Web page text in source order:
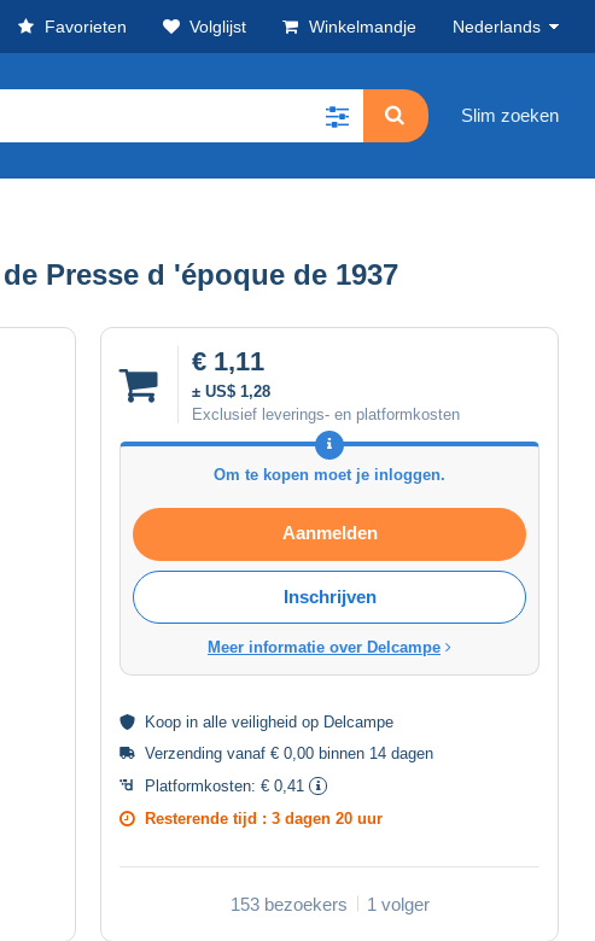
Favorieten Volglijst Winkelmandje Nederlands
Slim zoeken
Presse d 'époque de 1937
€ 1,11
± US$ 1,28
Exclusief leverings- en platformkosten
Om te kopen moet je inloggen.
Aanmelden
Inschrijven
Meer informatie over Delcampe
Koop in alle veiligheid op Delcampe
Verzending vanaf € 0,00 binnen 14 dagen
Platformkosten: € 0,41
Resterende tijd : 3 dagen 20 uur
153 bezoekers 1 volger